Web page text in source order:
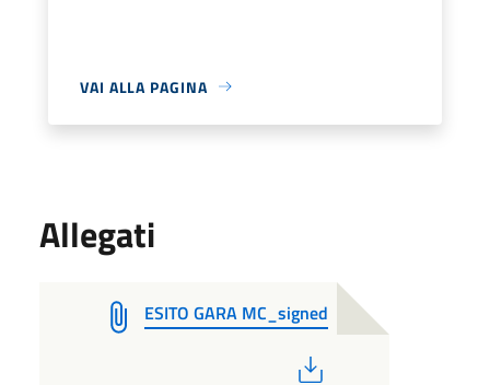
VAI ALLA PAGINA
Allegati
ESITO GARA MC_signed